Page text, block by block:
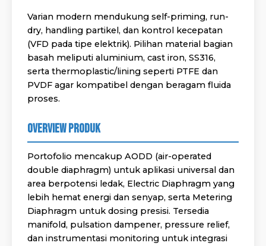
Varian modern mendukung self-priming, run-
dry, handling partikel, dan kontrol kecepatan
(VFD pada tipe elektrik). Pilihan material bagian
basah meliputi aluminium, cast iron, SS316,
serta thermoplastic/lining seperti PTFE dan
PVDF agar kompatibel dengan beragam fluida
proses.
Overview Produk
Portofolio mencakup AODD (air-operated
double diaphragm) untuk aplikasi universal dan
area berpotensi ledak, Electric Diaphragm yang
lebih hemat energi dan senyap, serta Metering
Diaphragm untuk dosing presisi. Tersedia
manifold, pulsation dampener, pressure relief,
dan instrumentasi monitoring untuk integrasi